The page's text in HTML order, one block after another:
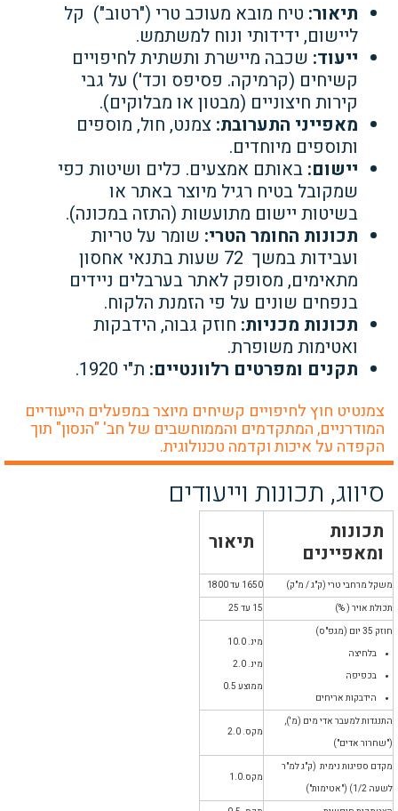
תיאור: טיח מובא מעוכב טרי ("רטוב") קל
ליישום, ידידותי ונוח למשתמש.
ייעוד: שכבה מיישרת ותשתית לחיפויים
קשיחים (קרמיקה. פסיפס וכד') על גבי
קירות חיצוניים (מבטון או מבלוקים).
מאפייני התערובת: צמנט, חול, מוספים
ותוספים מיוחדים.
יישום: באותם אמצעים. כלים ושיטות כפי
שמקובל בטיח רגיל מיוצר באתר או
בשיטות יישום מתועשות (התזה במכונה).
תכונות החומר הטרי: שומר על טריות
ועבידות במשך
שעות בתנאי אחסון
מתאימים, מסופק לאתר בערבלים ניידים
בנפחים שונים על פי הזמנת הלקוח.
תכונות מכניות: חוזק גבוה, הידבקות
ואטימות משופרת.
תקנים ומפרטים רלוונטיים: ת"י 1920.
צמנטיט חוץ לחיפויים קשיחים מיוצר במפעלים הייעודיים
המודרניים, המתקדמים והממוחשבים של חב' "הנסון" תוך
הקפדה על איכות וקדמה טכנולוגית.
סיווג, תכונות וייעודים
תכונות
ומאפיינים
תיאור
משקל מרחבי טרי (ק"ג / מ"ק)
1650 עד 1800
תכולת אויר ( %)
15 עד 25
חוזק 35 יום (מגפ"ס)
בלחיצה
בכפיפה
הידבקות אריחים
מינ. 10.0
מינ. 2.0
ממוצע 0.5
התנגדות למעבר אדי מים (מ'),
("שחרור אדים")
מקס. 2.0
מקדם ספיגות נימית (ק"ג למ"ר
לשעה 1/2) ("אטימות")
מקס.1.0